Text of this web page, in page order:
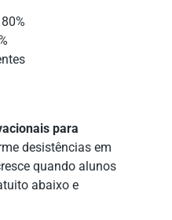
para
desistências em
quando alunos
abaixo e